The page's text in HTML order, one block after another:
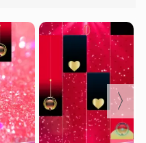
〈